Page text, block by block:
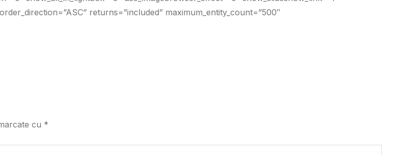
returns=”included” maximum_entity_count=”500″
cu *